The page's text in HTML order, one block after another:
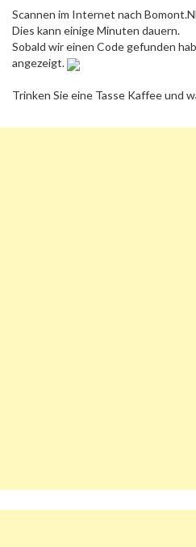
Scannen im Internet nach
Dies kann einige Minuten dauern.
Sobald wir einen Code gefunden
angezeigt.
Trinken Sie eine Tasse Kaffee und